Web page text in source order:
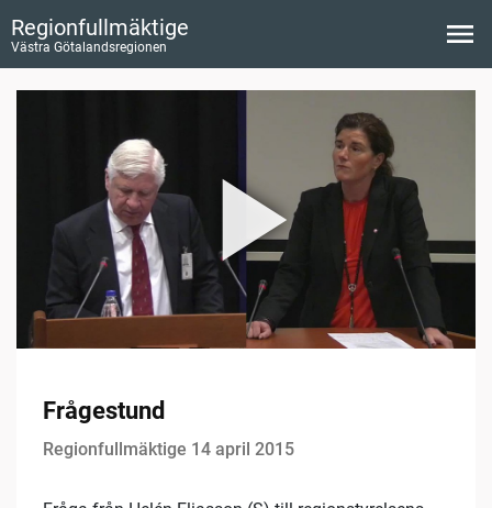
Regionfullmäktige
Västra Götalandsregionen
Frågestund
Regionfullmäktige 14 april 2015